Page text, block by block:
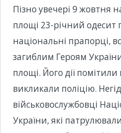
Пізно увечері 9 жовтня
площі 23-річний одесит
національні прапорці,
загиблим Героям
площі. Його дії помітили
викликали поліцію.
військовослужбовці
України, які